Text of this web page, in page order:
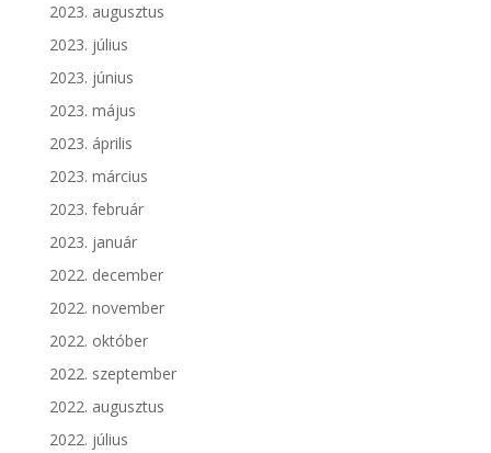
2023. augusztus
2023. július
2023. június
2023. május
2023. április
2023. március
2023. február
2023. január
2022. december
2022. november
2022. október
2022. szeptember
2022. augusztus
2022. július